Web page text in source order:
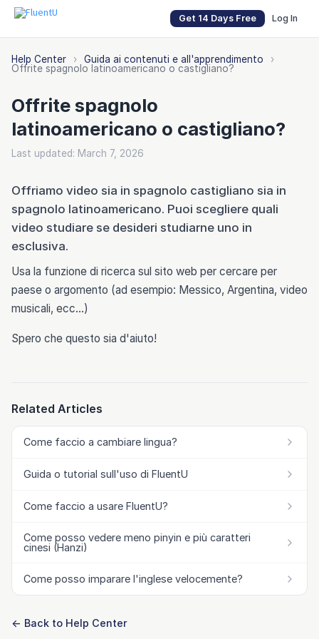
Get 14 Days Free Log In
Help Center › Guida ai contenuti e all'apprendimento
›
Offrite spagnolo latinoamericano o castigliano?
Offrite spagnolo
latinoamericano o castigliano?
Last updated: March 7, 2026
Offriamo video sia in spagnolo castigliano sia in
spagnolo latinoamericano. Puoi scegliere quali
video studiare se desideri studiarne uno in
esclusiva.
Usa la funzione di ricerca sul sito web per cercare per
paese o argomento (ad esempio: Messico, Argentina, video
musicali, ecc...)
Spero che questo sia d'aiuto!
Related Articles
Come faccio a cambiare lingua?
Guida o tutorial sull'uso di FluentU
Come faccio a usare FluentU?
Come posso vedere meno pinyin e più caratteri
cinesi (Hanzi)
Come posso imparare l'inglese velocemente?
← Back to Help Center